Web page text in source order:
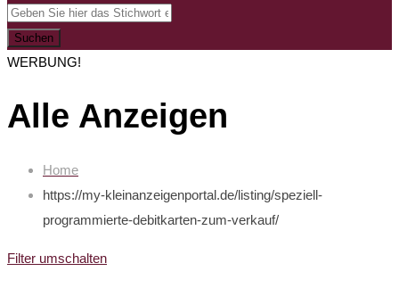
Suchen
WERBUNG!
Alle Anzeigen
Home
https://my-kleinanzeigenportal.de/listing/speziell-
programmierte-debitkarten-zum-verkauf/
Filter umschalten